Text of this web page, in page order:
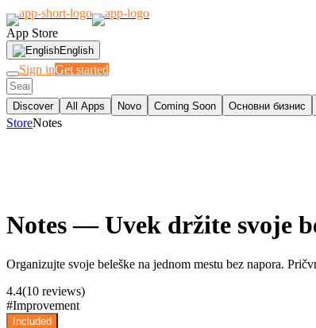
App Store
English
Sign inGet started
Discover All Apps Novo Coming Soon Основни бизнис
StoreNotes
Notes— Uvek držite svoje
Organizujte svoje beleške na jednom mestu bez napora.
4.4(10 reviews)
#Improvement
Included